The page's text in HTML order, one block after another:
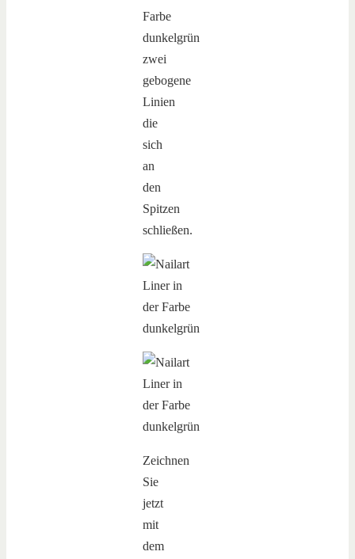
Farbe
dunkelgrün
zwei
gebogene
Linien
die
sich
an
den
Spitzen
schließen.
Zeichnen
Sie
jetzt
mit
dem